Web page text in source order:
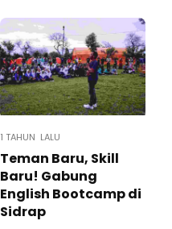
1 TAHUN LALU
Teman Baru, Skill
Baru! Gabung
English Bootcamp di
Sidrap